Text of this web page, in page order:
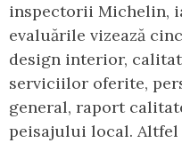
inspectorii Michelin,
evaluările vizează
design interior,
serviciilor oferite,
general, raport
peisajului local.